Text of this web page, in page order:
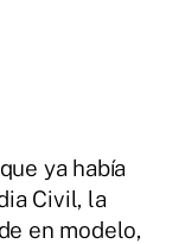
ya había
Civil, la
en modelo,